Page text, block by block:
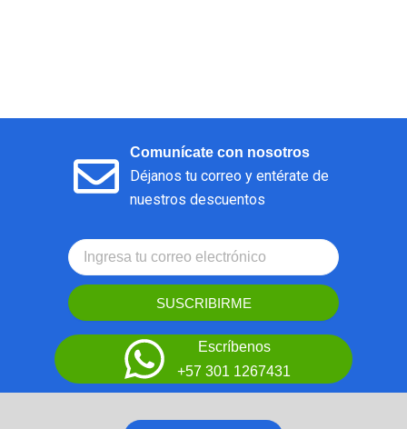
Comunícate con nosotros
Déjanos tu correo y entérate de
nuestros descuentos
SUSCRIBIRME
Escríbenos
+57 301 1267431